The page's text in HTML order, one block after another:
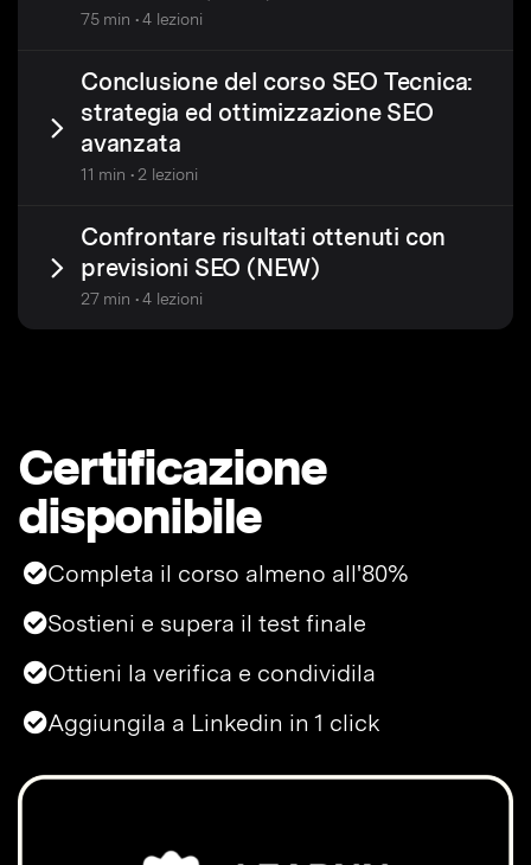
75 min • 4 lezioni
Conclusione del corso SEO Tecnica:
strategia ed ottimizzazione SEO
avanzata
11 min • 2 lezioni
Confrontare risultati ottenuti con
previsioni SEO (NEW)
27 min • 4 lezioni
Certificazione
disponibile
Completa il corso almeno all'80%
Sostieni e supera il test finale
Ottieni la verifica e condividila
Aggiungila a Linkedin in 1 click